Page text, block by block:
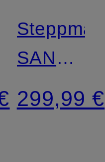
LONG
mit
299,99 €